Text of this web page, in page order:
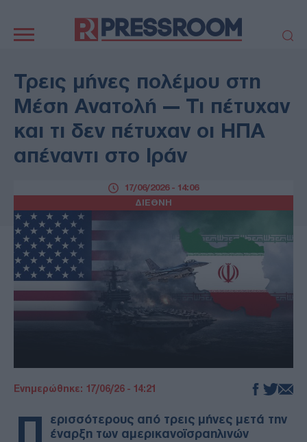
πλοήγηση
ΠΟΛΙΤΙΚΗ
ΤΟΥΡΚΙΑ
ΟΙΚΟΝΟΜΙΑ
ΕΛΛΑΔΑ
ΕΚΚΛΗΣΙΑ
ΑΜΥΝΑ
ΔΙΕΘΝΗ
ΚΥΠΡΟΣ
MEDIA
LIFESTYLE
AUTO - MOTO
ΓΑΣΤΡΟΝΟΜΙΑ
ΥΓΕΙΑ
ΠΑΡΑΞΕΝΑ
ΑΡΘΡΟΓΡΑΦΙΑ
Τρεις μήνες πολέμου στη
Μέση Ανατολή — Τι πέτυχαν
και τι δεν πέτυχαν οι ΗΠΑ
απέναντι στο Ιράν
ΔΙΕΘΝΗ
17/06/2026 - 14:06
Ενημερώθηκε: 17/06/26 - 14:21
Π
ερισσότερους από τρεις μήνες μετά την
έναρξη των αμερικανοϊσραηλινών